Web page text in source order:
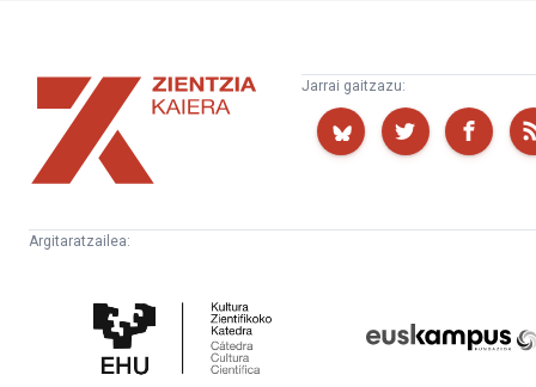
Zientzia
Kaiera
Jarrai gaitzazu:
Argitaratzailea:
Zientifikoko
Katedra